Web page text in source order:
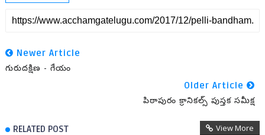
Newer Article
గురుదక్షిణ - గేయం
Older Article
పిఠాపురం క్రానికల్స్ పుస్తక సమీక్ష
RELATED POST View More